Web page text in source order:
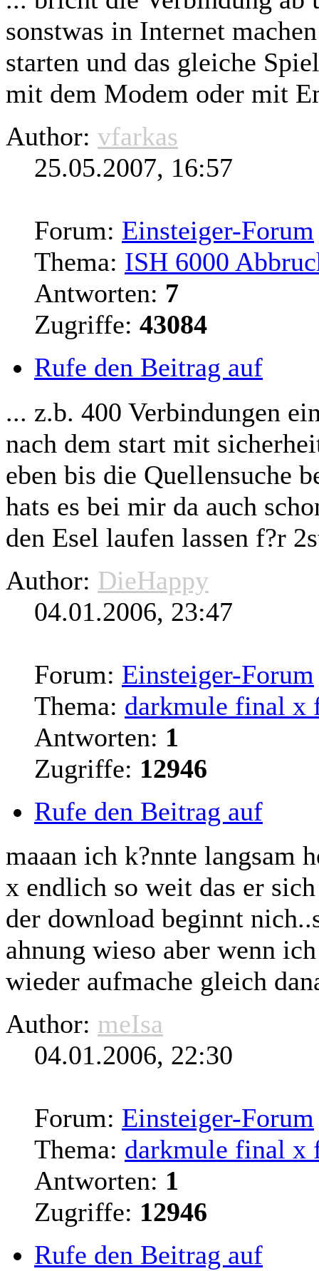
sonstwas in Internet
starten und das gleiche
mit dem Modem oder mit
Author: vfarkas
25.05.2007, 16:57
Forum: Einsteiger-Forum
Thema: ISH 6000
Antworten: 7
Zugriffe: 43084
Rufe den Beitrag auf
... z.b. 400 Verbindungen
nach dem start mit
eben bis die Quellensuche
hats es bei mir da auch
den Esel laufen lassen f?r
Author: DieHappy
04.01.2006, 23:47
Forum: Einsteiger-Forum
Thema: darkmule final
Antworten: 1
Zugriffe: 12946
Rufe den Beitrag auf
maaan ich k?nnte langsam
x endlich so weit das er
der download beginnt
ahnung wieso aber wenn
wieder aufmache gleich
Author: meIsa
04.01.2006, 22:30
Forum: Einsteiger-Forum
Thema: darkmule final
Antworten: 1
Zugriffe: 12946
Rufe den Beitrag auf